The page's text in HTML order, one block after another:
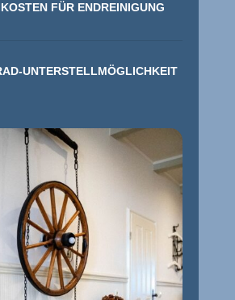
FÜR ENDREINIGUNG
UNTERSTELLMÖGLICHKEIT